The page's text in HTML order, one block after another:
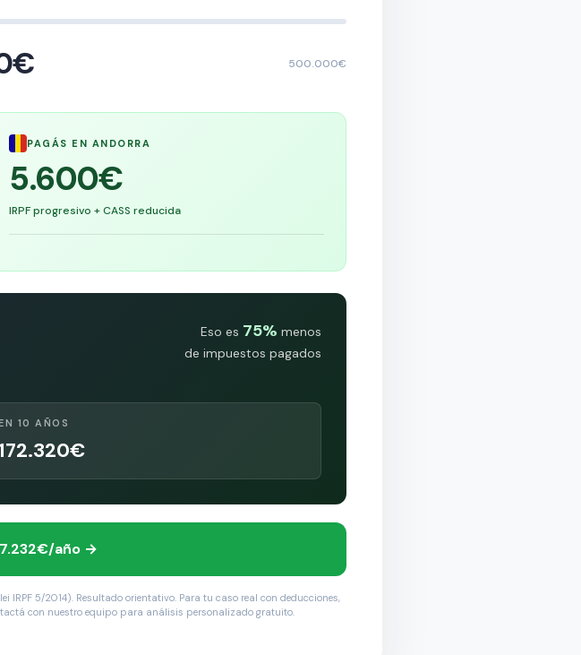
500.000€
PAGÁS EN ANDORRA
5.600€
IRPF progresivo + CASS reducida
Eso es 75% menos
de impuestos pagados
10 AÑOS
€/año →
5/2014). Resultado orientativo. Para tu caso real con deducciones,
con nuestro equipo para análisis personalizado gratuito.